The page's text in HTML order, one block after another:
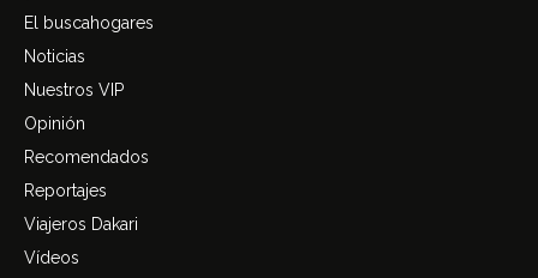
El buscahogares
Noticias
Nuestros VIP
Opinión
Recomendados
Reportajes
Viajeros Dakari
Vídeos